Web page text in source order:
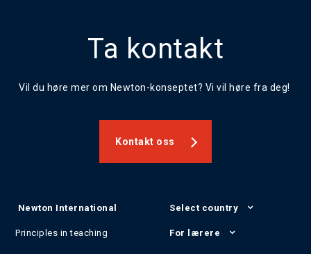
Ta kontakt
Vil du høre mer om Newton-konseptet? Vi vil høre fra deg!
Kontakt oss
Newton International
Principles in teaching
Select country
For lærere